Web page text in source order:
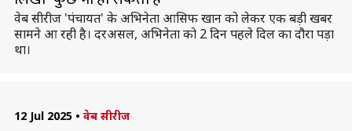
वेब सीरीज 'पंचायत' के अभिनेता आसिफ खान को लेकर एक बड़ी खबर
सामने आ रही है। दरअसल, अभिनेता को 2 दिन पहले दिल का दौरा पड़ा
था।
12 Jul 2025 • वेब सीरीज